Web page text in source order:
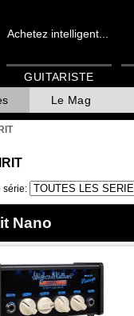
Achetez intelligent...
Le Mag
GUITARISTE
série:
Nano